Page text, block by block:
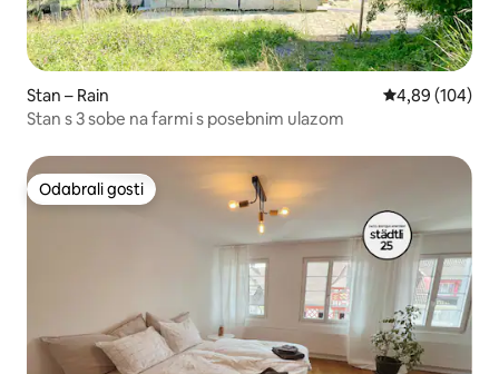
Stan – Rain Prosječna
4,89 (104)
Stan s 3 sobe na farmi s posebnim ulazom
Odabrali gosti
Odabrali gosti